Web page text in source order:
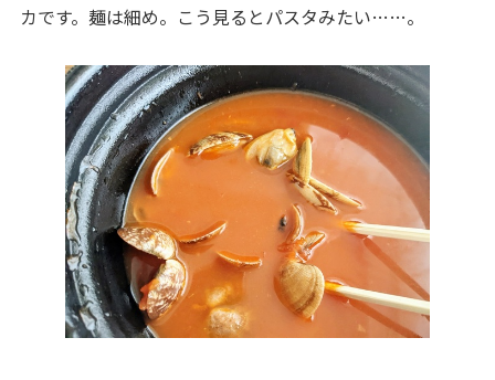
カです。麺は細め。こう見るとパスタみたい……。